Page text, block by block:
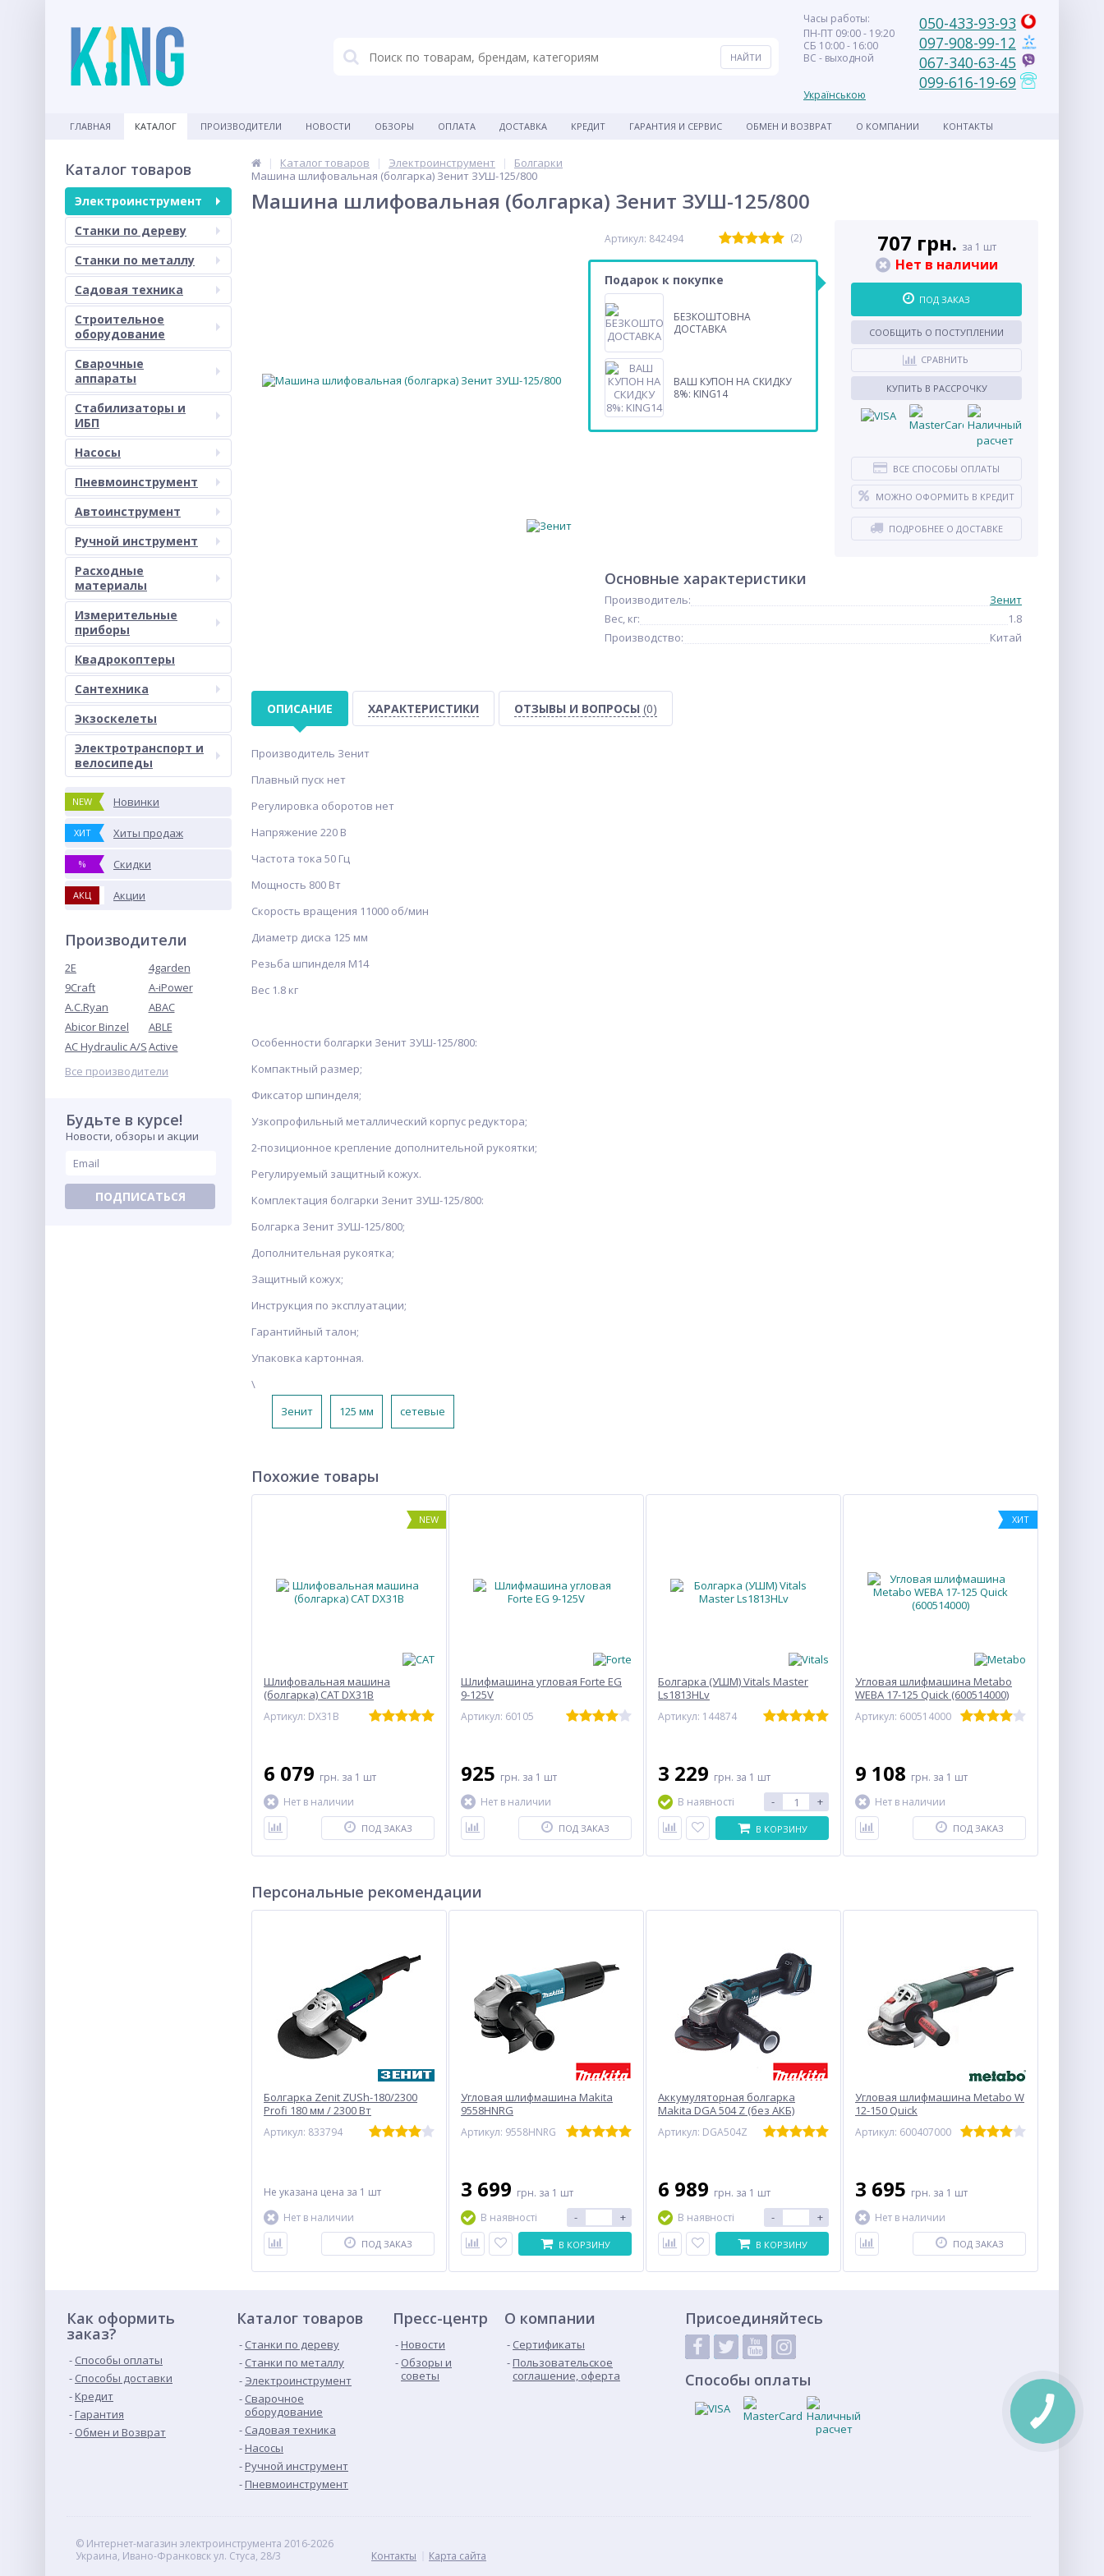
Часы работы:
ПН-ПТ 09:00 - 19:20
СБ 10:00 - 16:00
ВС - выходной
Українською
050-433-93-93
097-908-99-12
067-340-63-45
099-616-19-69
ГЛАВНАЯ КАТАЛОГ ПРОИЗВОДИТЕЛИ НОВОСТИ ОБЗОРЫ ОПЛАТА ДОСТАВКА КРЕДИТ ГАРАНТИЯ И СЕРВИС ОБМЕН И ВОЗВРАТ О КОМПАНИИ КОНТАКТЫ
Каталог товаров
Электроинструмент
Станки по дереву
Станки по металлу
Садовая техника
Строительное
оборудование
Сварочные
аппараты
Стабилизаторы и
ИБП
Насосы
Пневмоинструмент
Автоинструмент
Ручной инструмент
Расходные
материалы
Измерительные
приборы
Квадрокоптеры
Сантехника
Экзоскелеты
Электротранспорт и
велосипеды
NEW Новинки
ХИТ Хиты продаж
% Скидки
АКЦ Акции
Производители
2E
4garden
9Craft
A-iPower
A.C.Ryan
ABAC
Abicor Binzel
ABLE
AC Hydraulic A/SActive
Все производители
Будьте в курсе!
Новости, обзоры и акции
ПОДПИСАТЬСЯ
Каталог товаров Электроинструмент
Болгарки
Машина шлифовальная (болгарка) Зенит ЗУШ-125/800
Машина шлифовальная (болгарка) Зенит ЗУШ-125/800
Артикул: 842494 (2)
Подарок к покупке
БЕЗКОШТОВНА
ДОСТАВКА
ВАШ КУПОН НА СКИДКУ
8%: KING14
707 грн. за 1 шт
Нет в наличии
ПОД ЗАКАЗ
СООБЩИТЬ О ПОСТУПЛЕНИИ
СРАВНИТЬ
КУПИТЬ В РАССРОЧКУ
ВСЕ СПОСОБЫ ОПЛАТЫ
МОЖНО ОФОРМИТЬ В КРЕДИТ
ПОДРОБНЕЕ О ДОСТАВКЕ
Основные характеристики
Производитель:
Зенит
Вес, кг:
1.8
Производство:
Китай
ОПИСАНИЕ ХАРАКТЕРИСТИКИ ОТЗЫВЫ И ВОПРОСЫ (0)
Производитель Зенит
Плавный пуск нет
Регулировка оборотов нет
Напряжение 220 В
Частота тока 50 Гц
Мощность 800 Вт
Скорость вращения 11000 об/мин
Диаметр диска 125 мм
Резьба шпинделя М14
Вес 1.8 кг
Особенности болгарки Зенит ЗУШ-125/800:
Компактный размер;
Фиксатор шпинделя;
Узкопрофильный металлический корпус редуктора;
2-позиционное крепление дополнительной рукоятки;
Регулируемый защитный кожух.
Комплектация болгарки Зенит ЗУШ-125/800:
Болгарка Зенит ЗУШ-125/800;
Дополнительная рукоятка;
Защитный кожух;
Инструкция по эксплуатации;
Гарантийный талон;
Упаковка картонная.
\
Зенит
125 мм сетевые
Похожие товары
NEW
Шлифовальная машина
(болгарка) CAT DX31B
Артикул: DX31B
6 079 грн. за 1 шт
Нет в наличии
ПОД ЗАКАЗ
Шлифмашина угловая Forte EG
9-125V
Артикул: 60105
925 грн. за 1 шт
Нет в наличии
ПОД ЗАКАЗ
Болгарка (УШМ) Vitals Master
Ls1813HLv
Артикул: 144874
3 229 грн. за 1 шт
В наявності
- +
В КОРЗИНУ
ХИТ
Угловая шлифмашина Metabo
WEBA 17-125 Quick (600514000)
Артикул: 600514000
9 108 грн. за 1 шт
Нет в наличии
ПОД ЗАКАЗ
Персональные рекомендации
Болгарка Zenit ZUSh-180/2300
Profi 180 мм / 2300 Вт
Артикул: 833794
Не указана цена за 1 шт
Нет в наличии
ПОД ЗАКАЗ
Угловая шлифмашина Makita
9558HNRG
Артикул: 9558HNRG
3 699 грн. за 1 шт
В наявності
- +
В КОРЗИНУ
Аккумуляторная болгарка
Makita DGA 504 Z (без АКБ)
Артикул: DGA504Z
6 989 грн. за 1 шт
В наявності
- +
В КОРЗИНУ
Угловая шлифмашина Metabo W
12-150 Quick
Артикул: 600407000
3 695 грн. за 1 шт
Нет в наличии
ПОД ЗАКАЗ
Как оформить
заказ?
Способы оплаты
Способы доставки
Кредит
Гарантия
Обмен и Возврат
Каталог товаров
Станки по дереву
Станки по металлу
Электроинструмент
Сварочное
оборудование
Садовая техника
Насосы
Ручной инструмент
Пневмоинструмент
Пресс-центр
Новости
Обзоры и
советы
О компании
Сертификаты
Пользовательское
соглашение, оферта
Присоединяйтесь
Способы оплаты
© Интернет-магазин электроинструмента 2016-2026
Украина, Ивано-Франковск ул. Стуса, 28/3
Контакты Карта сайта